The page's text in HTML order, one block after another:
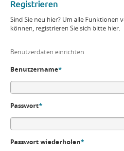
Registrieren
Sind Sie neu hier? Um alle Funktionen
können, registrieren Sie sich bitte hier.
Benutzerdaten einrichten
Benutzername*
Passwort*
Passwort wiederholen*